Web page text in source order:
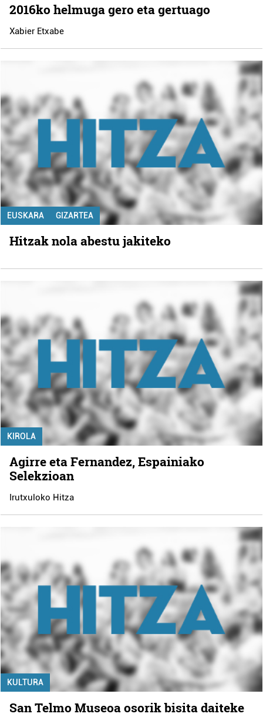
2016ko helmuga gero eta gertuago
Xabier Etxabe
EUSKARA GIZARTEA
Hitzak nola abestu jakiteko
KIROLA
Agirre eta Fernandez, Espainiako
Selekzioan
Irutxuloko Hitza
KULTURA
San Telmo Museoa osorik bisita daiteke